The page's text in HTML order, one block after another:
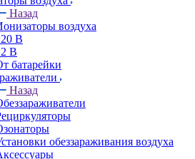
Назад
воздуха
В
В
батарейки
Назад
обеззараживания воздуха